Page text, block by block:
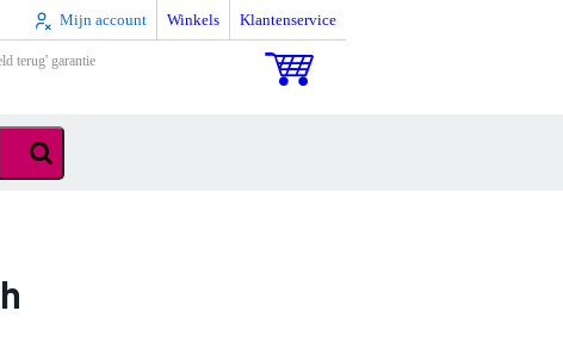
Mijn account Winkels Klantenservice
terug' garantie